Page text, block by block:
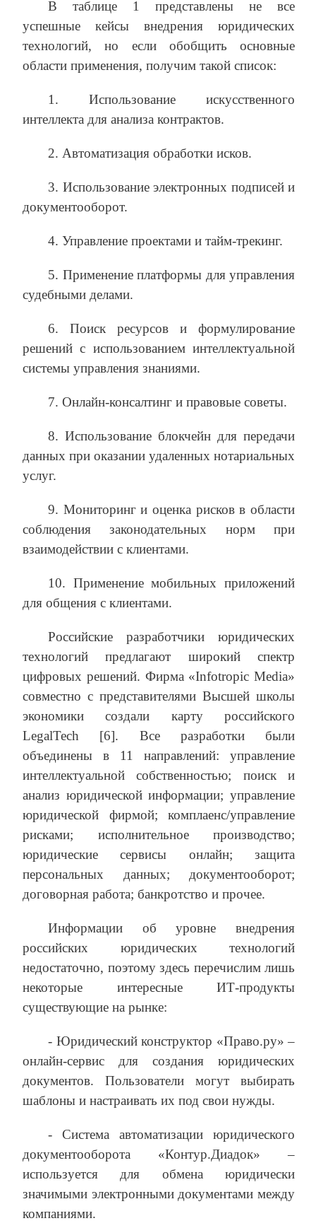
В таблице 1 представлены не все
успешные кейсы внедрения юридических
технологий, но если обобщить основные
области применения, получим такой список:
1. Использование искусственного
интеллекта для анализа контрактов.
2. Автоматизация обработки исков.
3. Использование электронных подписей и
документооборот.
4. Управление проектами и тайм-трекинг.
5. Применение платформы для управления
судебными делами.
6. Поиск ресурсов и формулирование
решений с использованием интеллектуальной
системы управления знаниями.
7. Онлайн-консалтинг и правовые советы.
8. Использование блокчейн для передачи
данных при оказании удаленных нотариальных
услуг.
9. Мониторинг и оценка рисков в области
соблюдения законодательных норм при
взаимодействии с клиентами.
10. Применение мобильных приложений
для общения с клиентами.
Российские разработчики юридических
технологий предлагают широкий спектр
цифровых решений. Фирма «Infotropic Media»
совместно с представителями Высшей школы
экономики создали карту российского
LegalTech [6]. Все разработки были
объединены в 11 направлений: управление
интеллектуальной собственностью; поиск и
анализ юридической информации; управление
юридической фирмой; комплаенс/управление
рисками; исполнительное производство;
юридические сервисы онлайн; защита
персональных данных; документооборот;
договорная работа; банкротство и прочее.
Информации об уровне внедрения
российских юридических технологий
недостаточно, поэтому здесь перечислим лишь
некоторые интересные ИТ-продукты
существующие на рынке:
- Юридический конструктор «Право.ру» –
онлайн-сервис для создания юридических
документов. Пользователи могут выбирать
шаблоны и настраивать их под свои нужды.
- Система автоматизации юридического
документооборота «Контур.Диадок» –
используется для обмена юридически
значимыми электронными документами между
компаниями.